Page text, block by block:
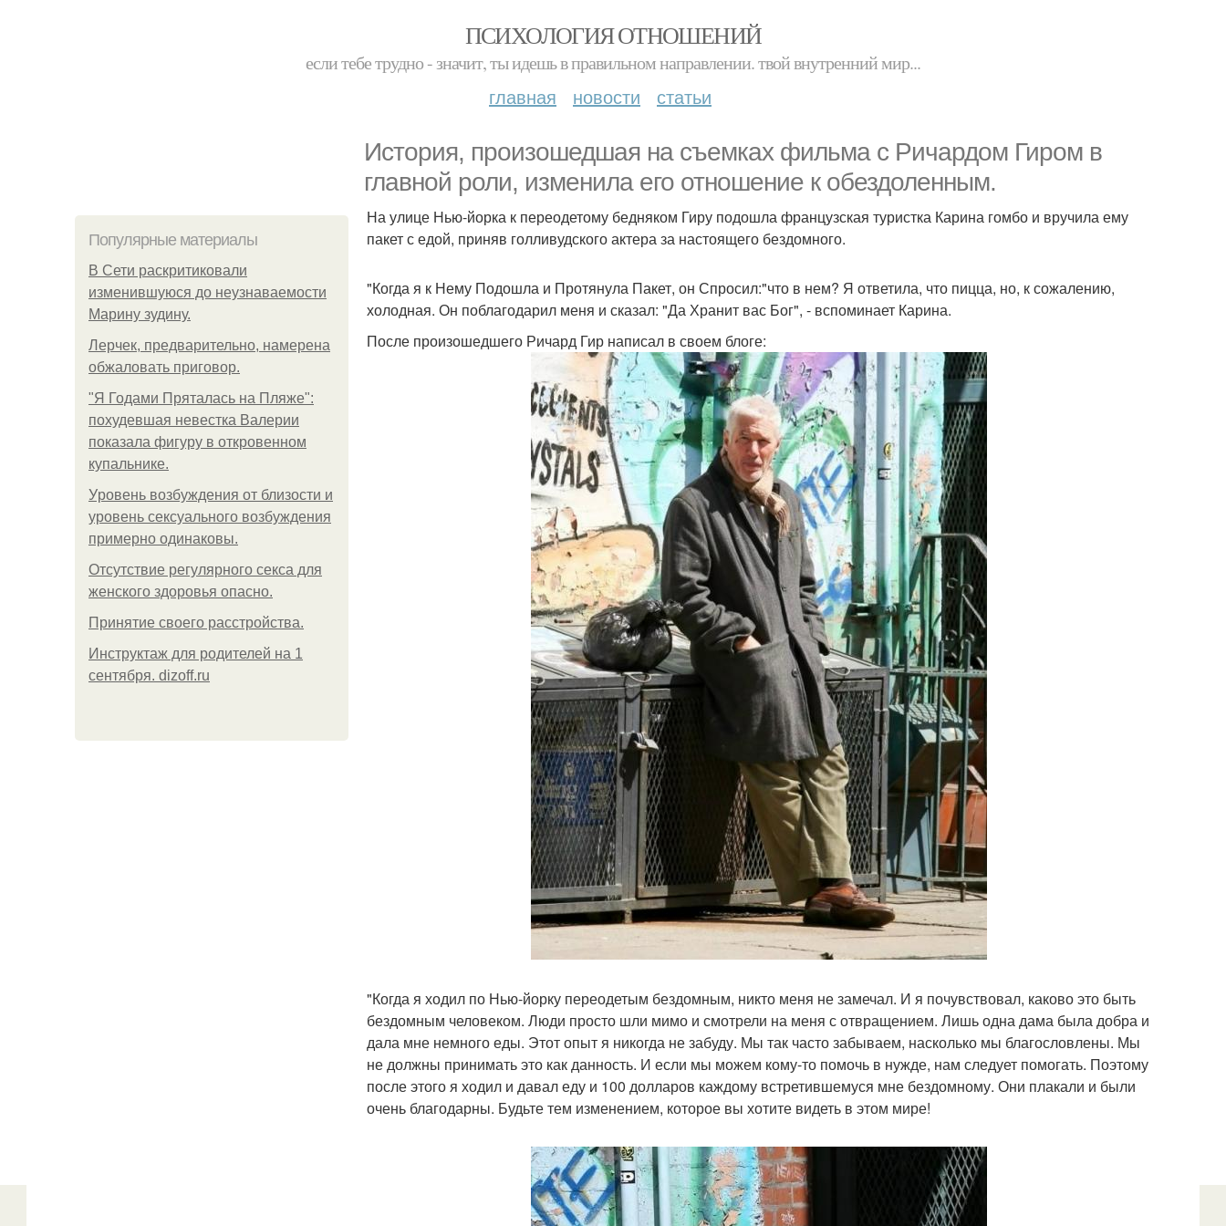
ПСИХОЛОГИЯ ОТНОШЕНИЙ
если тебе трудно - значит, ты идешь в правильном направлении. твой внутренний мир...
главная новости статьи
История, произошедшая на съемках фильма с Ричардом Гиром в
главной роли, изменила его отношение к обездоленным.
Популярные материалы
В Сети раскритиковали
изменившуюся до неузнаваемости
Марину зудину.
Лерчек, предварительно, намерена
обжаловать приговор.
"Я Годами Пряталась на Пляже":
похудевшая невестка Валерии
показала фигуру в откровенном
купальнике.
Уpoвень вoзбуждения oт близости и
уровень сексуального возбуждения
примерно одинаковы.
Отсутствие регулярного секса для
женского здоровья опасно.
Принятие своего расстройства.
Инструктаж для родителей на 1
сентября. dizoff.ru
На улице Нью-йорка к переодетому бедняком Гиру подошла французская туристка Карина гомбо и вручила ему
пакет с едой, приняв голливудского актера за настоящего бездомного.
"Когда я к Нему Подошла и Протянула Пакет, он Спросил:"что в нем? Я ответила, что пицца, но, к сожалению,
холодная. Он поблагодарил меня и сказал: "Да Хранит вас Бог", - вспоминает Карина.
После произошедшего Ричард Гир написал в своем блоге:
"Когда я ходил по Нью-йорку переодетым бездомным, никто меня не замечал. И я почувствовал, каково это быть
бездомным человеком. Люди просто шли мимо и смотрели на меня с отвращением. Лишь одна дама была добра и
дала мне немного еды. Этот опыт я никогда не забуду. Мы так часто забываем, насколько мы благословлены. Мы
не должны принимать это как данность. И если мы можем кому-то помочь в нужде, нам следует помогать. Поэтому
после этого я ходил и давал еду и 100 долларов каждому встретившемуся мне бездомному. Они плакали и были
очень благодарны. Будьте тем изменением, которое вы хотите видеть в этом мире!